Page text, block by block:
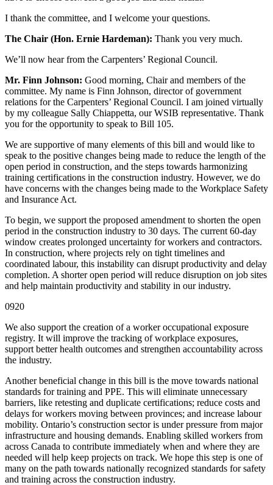
I thank the committee, and I welcome your questions.
The Chair (Hon. Ernie Hardeman): Thank you very much.
We’ll now hear from the Carpenters’ Regional Council.
Mr. Finn Johnson: Good morning, Chair and members of the
committee. My name is Finn Johnson, director of government
relations for the Carpenters’ Regional Council. I am joined virtually
by my colleague Sally Chiappetta, our WSIB representative. Thank
you for the opportunity to speak to Bill 105.
We are supportive of many elements of this bill and would like to
speak to the positive changes being made to reduce the length of the
open period in construction, and the steps towards harmonizing
training certifications in the construction industry. However, we do
have concerns with the changes being made to the Workplace Safety
and Insurance Act.
To begin, we support the proposed amendment to shorten the open
period in the construction industry to 30 days. The current 60-day
window creates prolonged uncertainty for workers and contractors.
In construction, where projects rely on tight timelines and
coordinated labour, this instability can disrupt productivity and delay
completion. A shorter open period will reduce disruption on job sites
and help maintain productivity and stability in our industry.
0920
We also support the creation of a worker occupational exposure
registry. It will improve the tracking of workplace exposures,
support better health outcomes and strengthen accountability across
the industry.
Another beneficial change in this bill is the move towards national
standards for training and PPE. This will eliminate unnecessary
barriers, like retesting and duplicate certifications; reduce costs and
delays for workers moving between provinces; and increase labour
mobility. Ontario’s construction sector is under pressure from major
infrastructure and housing demands. Enabling skilled workers from
across Canada to contribute immediately when and where they are
needed will help keep projects on track. We hope this step is one of
many on the path towards nationally recognized standards for safety
and training across the construction industry.